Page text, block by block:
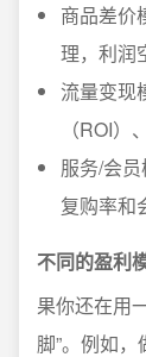
商品差
理，利润
流量变现
（ROI）
服务/会
复购率和
不同的盈利
果你还在用
脚”。例如